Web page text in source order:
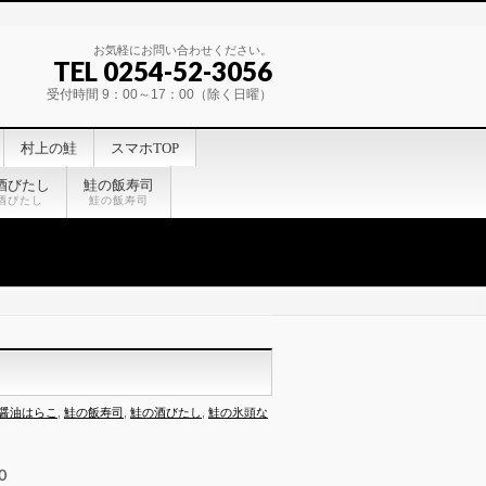
お気軽にお問い合わせください。
TEL 0254-52-3056
受付時間 9：00～17：00（除く日曜）
村上の鮭 スマホTOP
びたし
びたし
鮭の飯寿司
鮭の飯寿司
油はらこ 鮭の飯寿司 鮭の酒びたし 鮭の氷頭な